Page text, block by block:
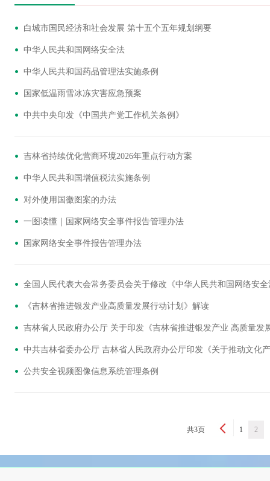
白城市国民经济和社会发展 第十五个五年规划纲要
​中华人民共和国网络安全法
中华人民共和国药品管理法实施条例
国家低温雨雪冰冻灾害应急预案
中共中央印发《中国共产党工作机关条例》
吉林省持续优化营商环境2026年重点行动方案
中华人民共和国增值税法实施条例
对外使用国徽图案的办法
一图读懂｜国家网络安全事件报告管理办法
国家网络安全事件报告管理办法
全国人民代表大会常务委员会关于修改《中华人民共和国网络安
《吉林省推进银发产业高质量发展行动计划》解读
吉林省人民政府办公厅 关于印发《吉林省推进银发产业 高质量
公共安全视频图像信息系统管理条例
共3页 1 2